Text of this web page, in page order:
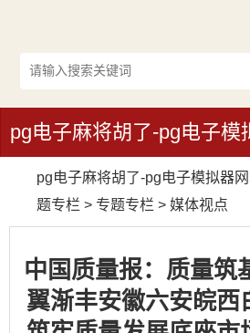
pg电子麻将胡了-pg电子模
pg电子麻将胡了-pg电子模拟器
题专栏 > 专题专栏 > 媒体视点
中国质量报：质量筑
翼渐丰安徽六安皖西